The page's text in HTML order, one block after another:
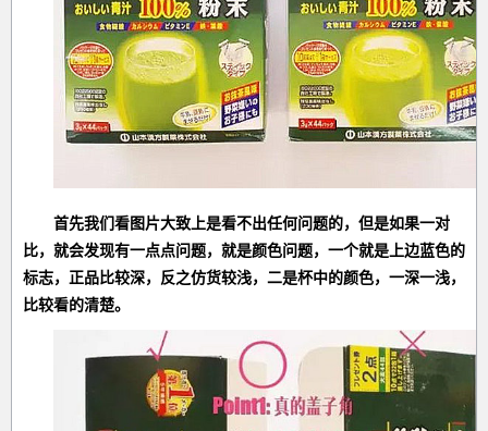
首先我们看图片大致上是看不出任何问题的，但是如果一对
比，就会发现有一点点问题，就是颜色问题，一个就是上边蓝色的
标志，正品比较深，反之仿货较浅，二是杯中的颜色，一深一浅，
比较看的清楚。